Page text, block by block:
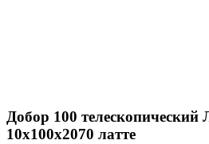
Добор 100 телескопический
10х100х2070 латте